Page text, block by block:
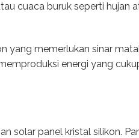
cuaca buruk seperti hujan
yang memerlukan sinar
energi yang
solar panel kristal silikon.